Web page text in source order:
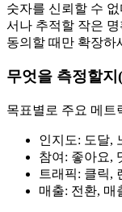
숫자를 신뢰할 수
서나 추적할 작은
동의할 때만 확장하
무엇을 측정할
목표별로 주요 메트
인지도: 도달,
참여: 좋아요,
트래픽: 클릭,
매출: 전환, 매